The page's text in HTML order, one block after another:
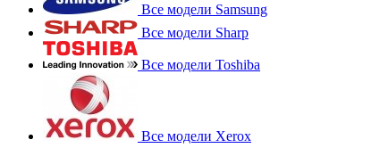
Все модели Samsung
Все модели Sharp
Все модели Toshiba
Все модели Xerox